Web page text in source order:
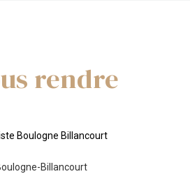
rendre
Boulogne Billancourt
Billancourt